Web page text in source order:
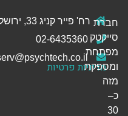
רח' פייר קניג 33, ירושלים
מדיניות פרטיות
חברת
סייקטק
מפתחת
ומספקת
מזה
כ–
30